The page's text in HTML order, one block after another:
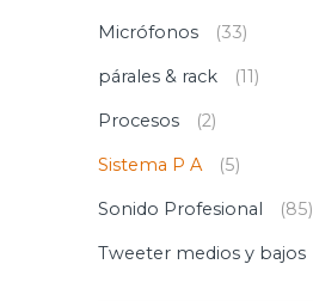
Micrófonos (33)
párales & rack (11)
Procesos (2)
Sistema P A (5)
Sonido Profesional (85)
Tweeter medios y bajos